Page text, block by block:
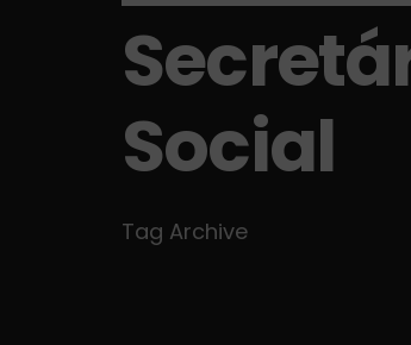
Social
Tag Archive